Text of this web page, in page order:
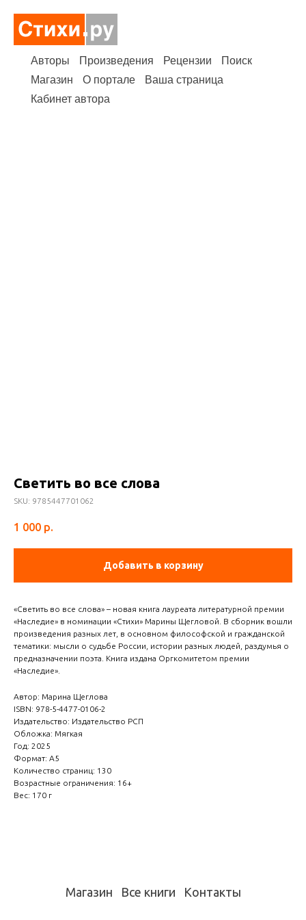
Авторы Произведения Рецензии
Поиск
Магазин
О портале
Ваша страница
Кабинет автора
Светить во все слова
SKU: 9785447701062
1 000 р.
Добавить в корзину
«Светить во все слова» – новая книга лауреата литературной премии
«Наследие» в номинации «Стихи» Марины Щегловой. В сборник вошли
произведения разных лет, в основном философской и гражданской
тематики: мысли о судьбе России, истории разных людей, раздумья о
предназначении поэта. Книга издана Оргкомитетом премии
«Наследие».
Автор: Марина Щеглова
ISBN: 978-5-4477-0106-2
Издательство: Издательство РСП
Обложка: Мягкая
Год: 2025
Формат: А5
Количество страниц: 130
Возрастные ограничения: 16+
Вес: 170 г
Магазин Все книги Контакты